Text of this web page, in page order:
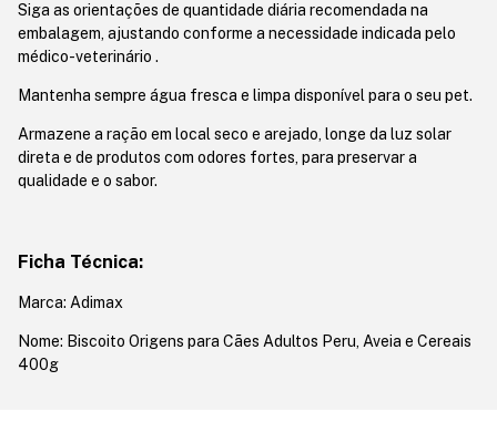
Siga as orientações de quantidade diária recomendada na
embalagem, ajustando conforme a necessidade indicada pelo
médico-veterinário .
Mantenha sempre água fresca e limpa disponível para o seu pet.
Armazene a ração em local seco e arejado, longe da luz solar
direta e de produtos com odores fortes, para preservar a
qualidade e o sabor.
Ficha Técnica:
Marca: Adimax
Nome: Biscoito Origens para Cães Adultos Peru, Aveia e Cereais
400g